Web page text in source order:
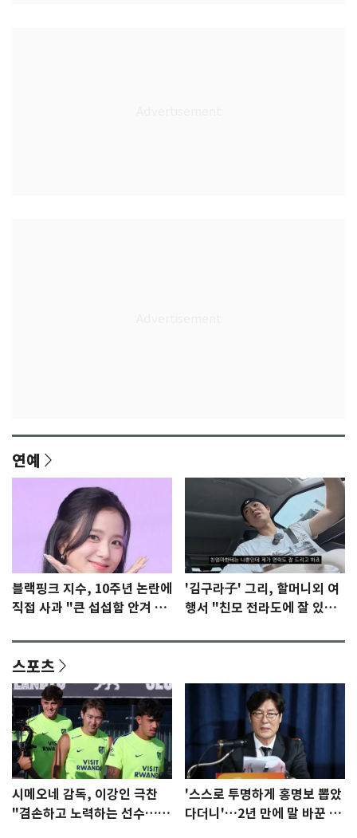
연예
블랙핑크 지수, 10주년 논란에
직접 사과 "큰 섭섭함 안겨 미
'김구라子' 그리, 할머니외 여
행서 "친모 전라도에 잘 있
스포츠
시메오네 감독, 이강인 극찬
"겸손하고 노력하는 선수…좋
'스스로 투명하게 홍명보 뽑았
다더니'…2년 만에 말 바꾼 이